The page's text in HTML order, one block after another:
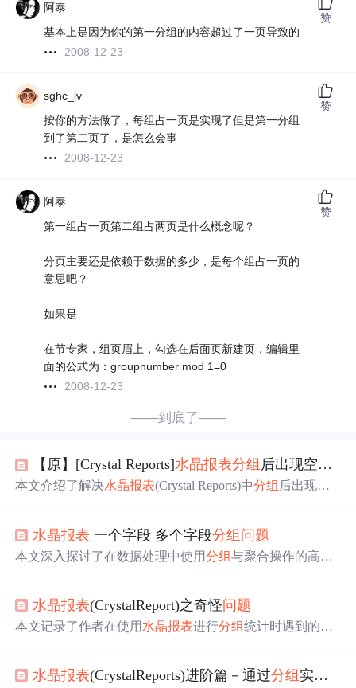
阿泰
基本上是因为你的第一分组的内容超过了一页导致的
2008-12-23
赞
sghc_lv
按你的方法做了，每组占一页是实现了但是第一分组
到了第二页了，是怎么会事
2008-12-23
赞
阿泰
第一组占一页第二组占两页是什么概念呢？
分页主要还是依赖于数据的多少，是每个组占一页的
意思吧？
如果是
在节专家，组页眉上，勾选在后面页新建页，编辑里
面的公式为：groupnumber mod 1=0
2008-12-23
赞
——到底了——
【原】[Crystal Reports]水晶报表分组 后出现空白页
本文介绍了解决水晶报表(Crystal Reports)中分组 后出现空
和KeepTogether选项，可以有效避免空白页的产生。
水晶报表 一个字段 多个字段分组 问题
本文深入探讨了在数据处理中使用分组与聚合操作的高级
外，还介绍了如何新增自定义的聚合方法来增强数据洞察
力。
水晶报表(CrystalReport)之奇怪问题
本文记录了作者在使用 水晶报表进行分组统计时遇到的问
段，清除后问题得以解决。
水晶报表(CrystalReports)进阶篇－通过分组 实现分页功能